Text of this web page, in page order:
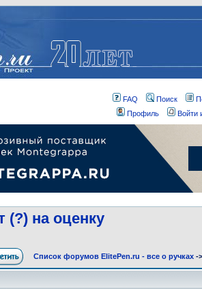
FAQ Поиск
Профиль
Войти
(?) на оценку
Список форумов ElitePen.ru - все о ручках -